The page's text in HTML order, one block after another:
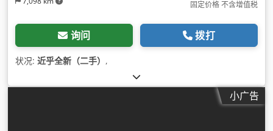
固定价格 不含增值税
询问 拨打
状况: 近乎全新（二手） ,
小广告